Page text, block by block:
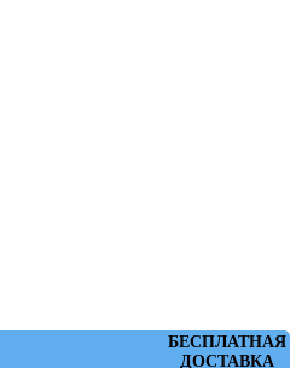
БЕСПЛАТНАЯ
ДОСТАВКА